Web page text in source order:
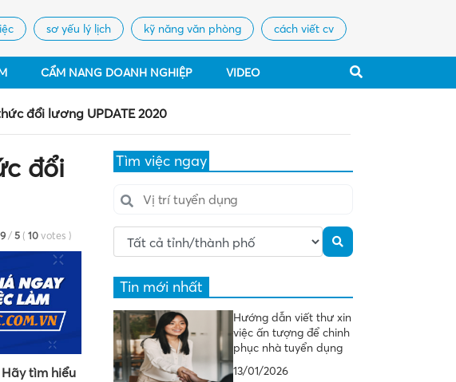
sơ yếu lý lịch kỹ năng văn phòng cách viết cv
CẨM NANG DOANH NGHIỆP VIDEO
đổi lương UPDATE 2020
đổi
/ 5 ( 10 votes )
tìm hiểu
Tìm việc ngay
Tin mới nhất
Hướng dẫn viết thư xin
việc ấn tượng để chinh
phục nhà tuyển dụng
13/01/2026